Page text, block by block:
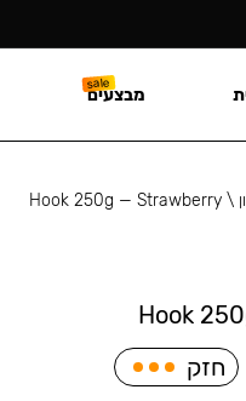
\
Hook 250g — Strawberry
Hook
חזק
מבצעים